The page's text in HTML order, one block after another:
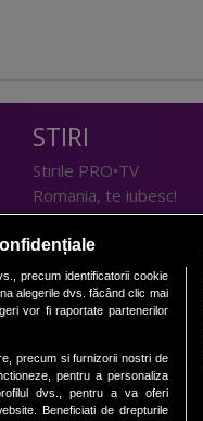
STIRI
Stirile PRO•TV
Romania, te iubesc!
TEHNOLOGIE
I Like IT
SPORT
Sport.ro
precum identificatorii cookie
alegerile dvs. făcând clic mai
vor fi raportate partenerilor
precum si furnizorii nostri de
pentru a personaliza
dvs., pentru a va oferi
Beneficiati de drepturile